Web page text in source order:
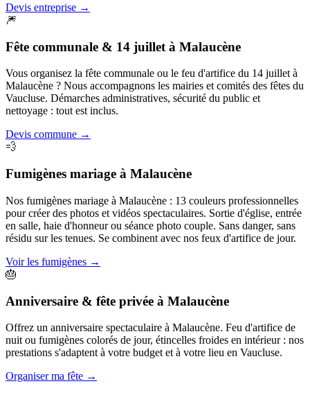
Devis entreprise →
🎆
Fête communale & 14 juillet à Malaucène
Vous organisez la fête communale ou le feu d'artifice du 14 juillet à
Malaucène ? Nous accompagnons les mairies et comités des fêtes du
Vaucluse. Démarches administratives, sécurité du public et
nettoyage : tout est inclus.
Devis commune →
💨
Fumigènes mariage à Malaucène
Nos fumigènes mariage à Malaucène : 13 couleurs professionnelles
pour créer des photos et vidéos spectaculaires. Sortie d'église, entrée
en salle, haie d'honneur ou séance photo couple. Sans danger, sans
résidu sur les tenues. Se combinent avec nos feux d'artifice de jour.
Voir les fumigènes →
🎂
Anniversaire & fête privée à Malaucène
Offrez un anniversaire spectaculaire à Malaucène. Feu d'artifice de
nuit ou fumigènes colorés de jour, étincelles froides en intérieur : nos
prestations s'adaptent à votre budget et à votre lieu en Vaucluse.
Organiser ma fête →